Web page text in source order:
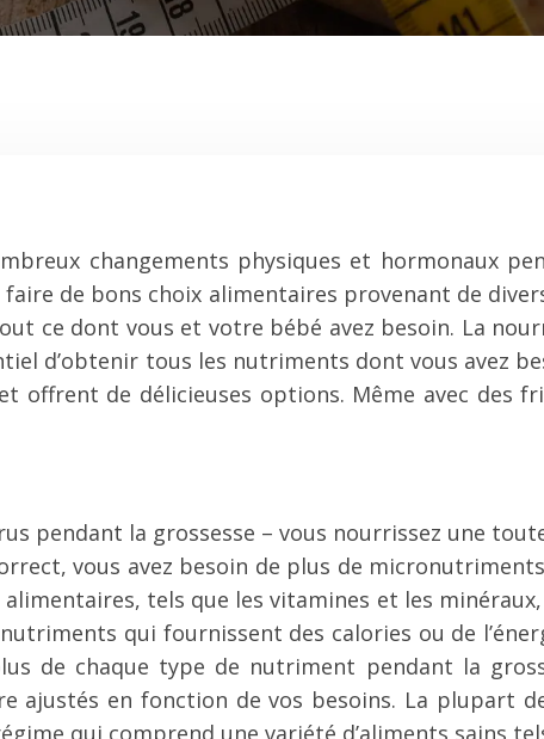
changements physiques et hormonaux
de bons choix alimentaires provenant de
ce dont vous et votre bébé avez besoin. La
d’obtenir tous les nutriments dont vous avez
de délicieuses options. Même avec des
pendant la grossesse – vous nourrissez une
vous avez besoin de plus de
tels que les vitamines et les minéraux,
qui fournissent des calories ou de
de chaque type de nutriment pendant la
en fonction de vos besoins. La plupart
qui comprend une variété d’aliments sains